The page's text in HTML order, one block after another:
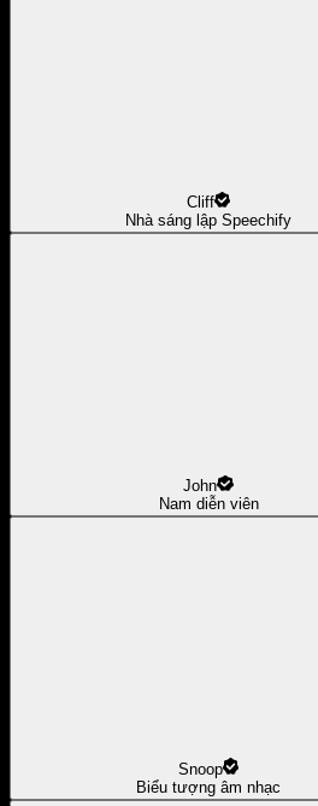
Cliff
Nhà sáng lập Speechify
John
Nam diễn viên
Snoop
Biểu tượng âm nhạc